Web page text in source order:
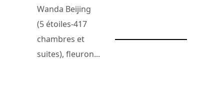
Wanda Beijing
(5 étoiles-417
chambres et
suites), fleuron...